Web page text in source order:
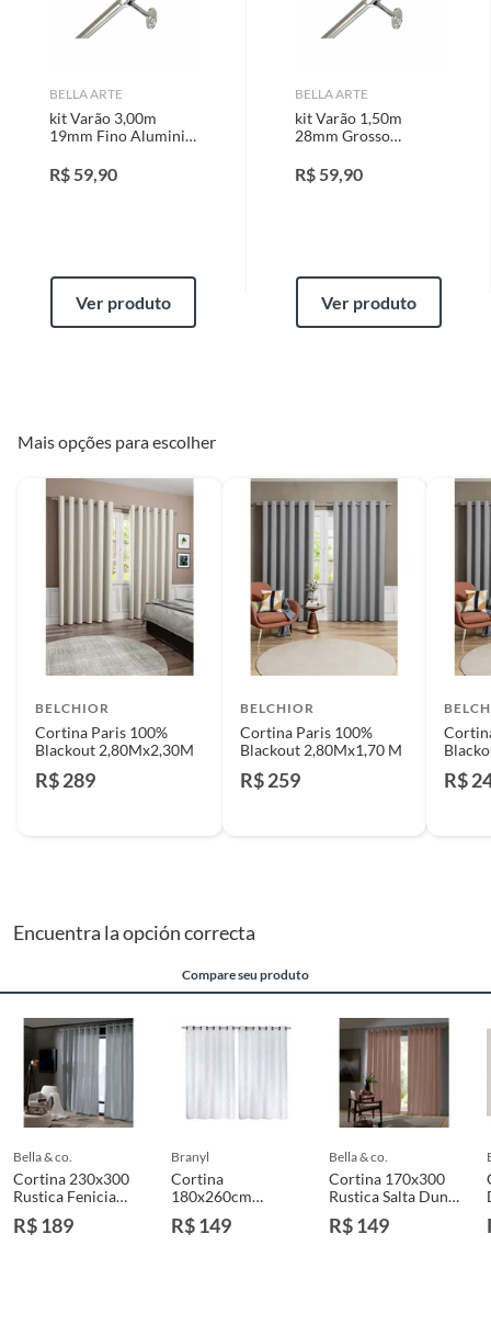
BELLA ARTE
kit Varão 3,00m
19mm Fino Aluminio
R$59,90
Ver produto
BELLA ARTE
kit Varão 1,50m
28mm Grosso
Bella Arte
R$59,90
Ver produto
Mais opções para escolher
BELCHIOR
Cortina Paris 100%
Blackout 2,80Mx2,30M
R$ 289
BELCHIOR
Cortina Paris 100%
Blackout 2,80Mx1,70 M
R$ 259 R$
Encuentra la opción correcta
Compare seu produto
bella & co.
Cortina 230x300
Rustica Fenicia
Efeito Linho Cinza
Bella & Co.
R$ 189
branyl
Cortina
180x260cm
Jacquard Floryl
Marfim Branyl
R$ 149
bella & co.
Cortina 170x300
Rustica Salta Duna
Bella & Co.
R$ 149